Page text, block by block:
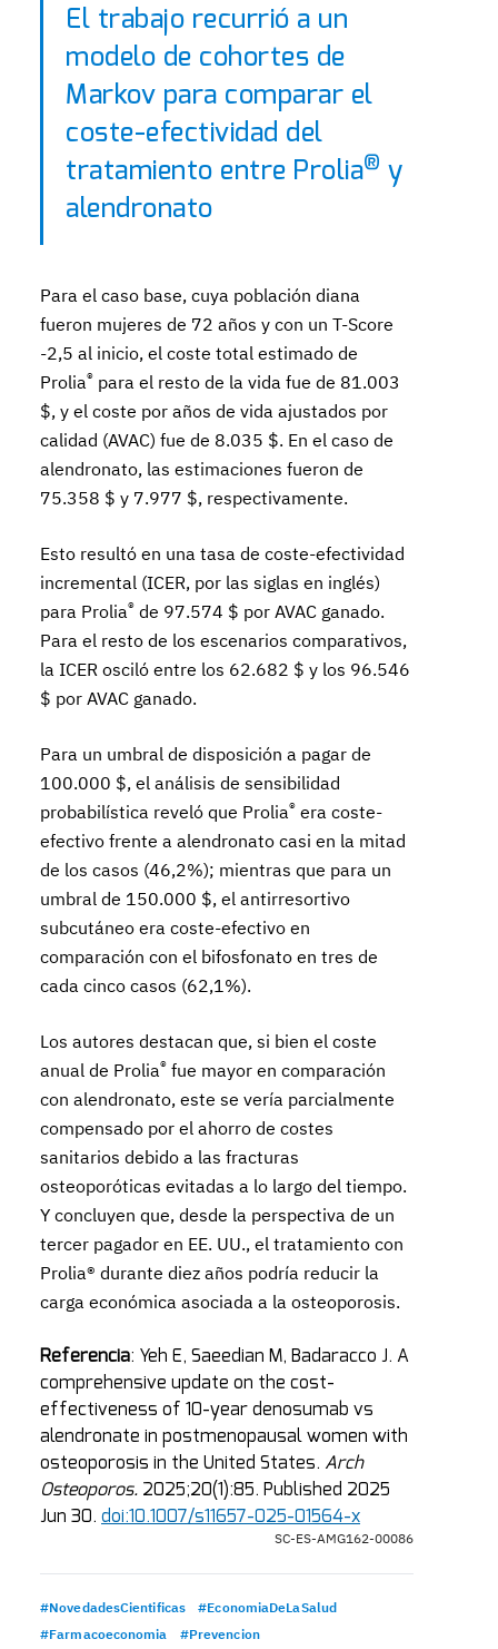
El trabajo recurrió a un
modelo de cohortes de
Markov para comparar el
coste-efectividad del
tratamiento entre Prolia® y
alendronato
Para el caso base, cuya población diana
fueron mujeres de 72 años y con un T-Score
-2,5 al inicio, el coste total estimado de
Prolia® para el resto de la vida fue de 81.003
$, y el coste por años de vida ajustados por
calidad (AVAC) fue de 8.035 $. En el caso de
alendronato, las estimaciones fueron de
75.358 $ y 7.977 $, respectivamente.
Esto resultó en una tasa de coste-efectividad
incremental (ICER, por las siglas en inglés)
para Prolia® de 97.574 $ por AVAC ganado.
Para el resto de los escenarios comparativos,
la ICER osciló entre los 62.682 $ y los 96.546
$ por AVAC ganado.
Para un umbral de disposición a pagar de
100.000 $, el análisis de sensibilidad
probabilística reveló que Prolia® era coste-
efectivo frente a alendronato casi en la mitad
de los casos (46,2%); mientras que para un
umbral de 150.000 $, el antirresortivo
subcutáneo era coste-efectivo en
comparación con el bifosfonato en tres de
cada cinco casos (62,1%).
Los autores destacan que, si bien el coste
anual de Prolia® fue mayor en comparación
con alendronato, este se vería parcialmente
compensado por el ahorro de costes
sanitarios debido a las fracturas
osteoporóticas evitadas a lo largo del tiempo.
Y concluyen que, desde la perspectiva de un
tercer pagador en EE. UU., el tratamiento con
Prolia® durante diez años podría reducir la
carga económica asociada a la osteoporosis.
Referencia: Yeh E, Saeedian M, Badaracco J. A
comprehensive update on the cost-
effectiveness of 10-year denosumab vs
alendronate in postmenopausal women with
osteoporosis in the United States. Arch
Osteoporos. 2025;20(1):85. Published 2025
Jun 30. doi:10.1007/s11657-025-01564-x
SC-ES-AMG162-00086
#NovedadesCientificas
#EconomiaDeLaSalud
#Farmacoeconomia
#Prevencion